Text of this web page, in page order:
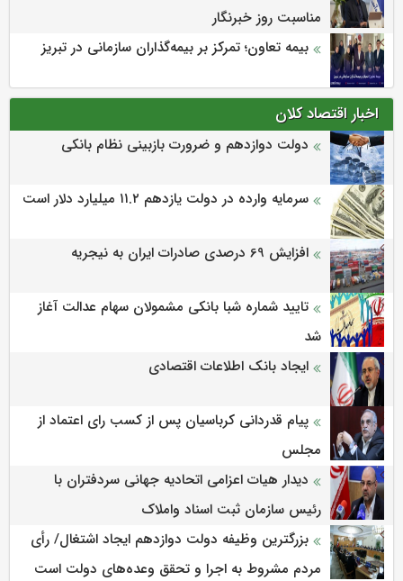
مناسبت روز خبرنگار
بیمه تعاون؛ تمرکز بر بیمه‌گذاران سازمانی در تبریز
اخبار اقتصاد کلان
دولت دوازدهم و ضرورت بازبینی نظام بانکی
سرمایه وارده در دولت یازدهم ۱۱.۲ میلیارد دلار است
افزایش 69 درصدی صادرات ایران به نیجریه
تایید شماره شبا بانکی مشمولان سهام عدالت آغاز
شد
ایجاد بانک اطلاعات اقتصادی
پیام قدردانی کرباسیان پس از کسب رای اعتماد از
مجلس
دیدار هیات اعزامی اتحادیه جهانی سردفتران با
رئیس سازمان ثبت اسناد واملاک
بزرگترین وظیفه دولت دوازدهم ایجاد اشتغال/ رأی
مردم مشروط به اجرا و تحقق وعده‌های دولت است